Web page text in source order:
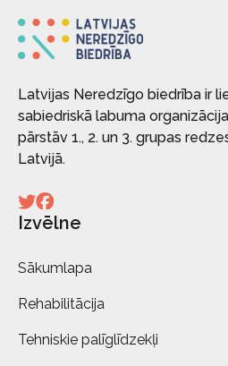
Latvijas Neredzīgo biedrība ir
sabiedriskā labuma
pārstāv 1., 2. un 3. grupas
Latvijā.
Izvēlne
Sākumlapa
Rehabilitācija
Tehniskie palīglīdzekļi